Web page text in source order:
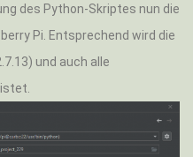
des Python-Skriptes nun die
Pi. Entsprechend wird die
und auch alle